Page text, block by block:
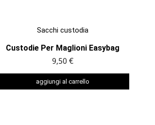
Sacchi custodia
Custodie Per Maglioni Easybag
9,50 €
aggiungi al carrello
ANTEPRIMA